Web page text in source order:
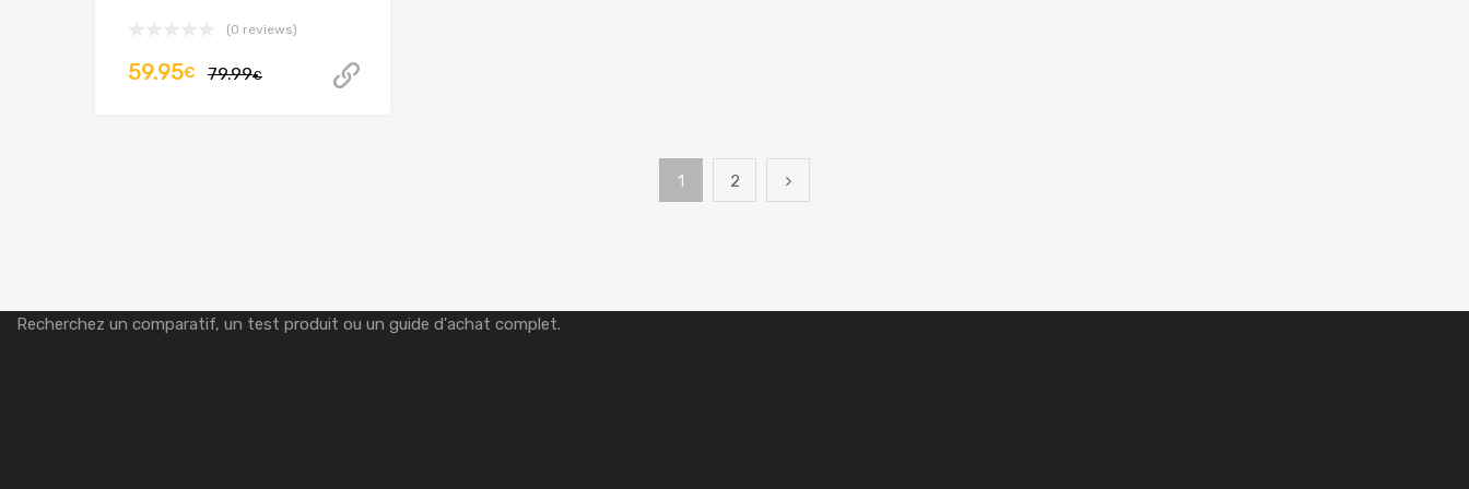
(0 reviews)
79.99€Le
59.95€
Le
1 2
Recherchez un comparatif, un test produit ou un guide d'achat complet.